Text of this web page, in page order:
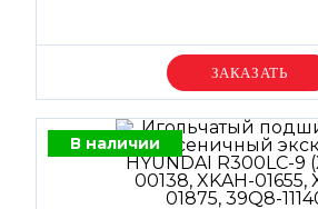
Уточняйте цену
В наличии